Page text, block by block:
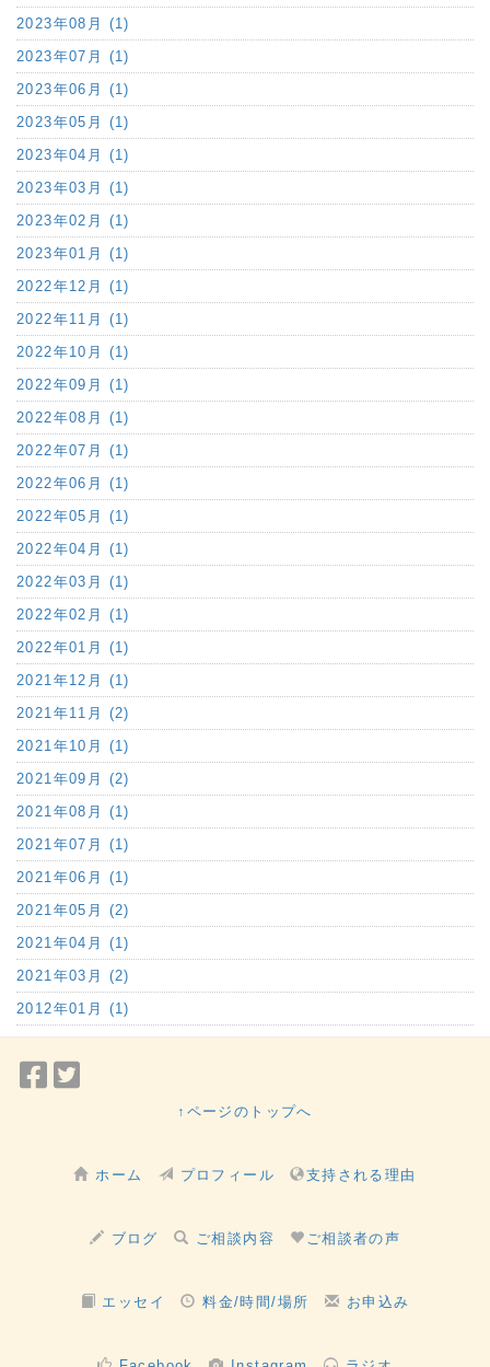
2023年08月 (1)
2023年07月 (1)
2023年06月 (1)
2023年05月 (1)
2023年04月 (1)
2023年03月 (1)
2023年02月 (1)
2023年01月 (1)
2022年12月 (1)
2022年11月 (1)
2022年10月 (1)
2022年09月 (1)
2022年08月 (1)
2022年07月 (1)
2022年06月 (1)
2022年05月 (1)
2022年04月 (1)
2022年03月 (1)
2022年02月 (1)
2022年01月 (1)
2021年12月 (1)
2021年11月 (2)
2021年10月 (1)
2021年09月 (2)
2021年08月 (1)
2021年07月 (1)
2021年06月 (1)
2021年05月 (2)
2021年04月 (1)
2021年03月 (2)
2012年01月 (1)
Facebook
ェ
↑ページのトップへ
ホーム プロフィール 支持される理由
ブログ ご相談内容 ご相談者の声
エッセイ 料金/時間/場所 お申込み